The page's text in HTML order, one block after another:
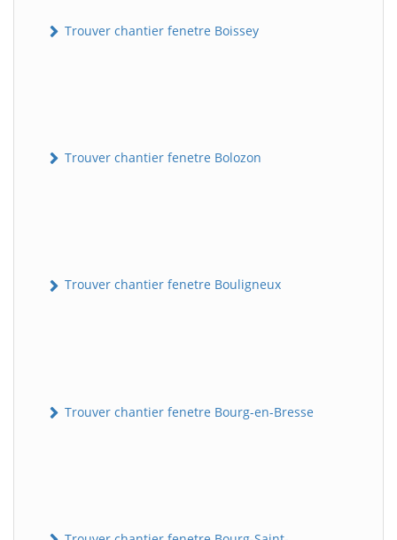
Trouver chantier fenetre Boissey
Trouver chantier fenetre Bolozon
Trouver chantier fenetre Bouligneux
Trouver chantier fenetre Bourg-en-Bresse